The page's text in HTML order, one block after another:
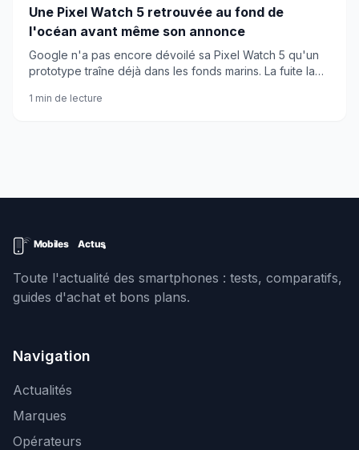
Une Pixel Watch 5 retrouvée au fond de
l'océan avant même son annonce
Google n'a pas encore dévoilé sa Pixel Watch 5 qu'un
prototype traîne déjà dans les fonds marins. La fuite la
1 min de lecture
Toute l'actualité des smartphones : tests, comparatifs,
guides d'achat et bons plans.
Navigation
Actualités
Marques
Opérateurs